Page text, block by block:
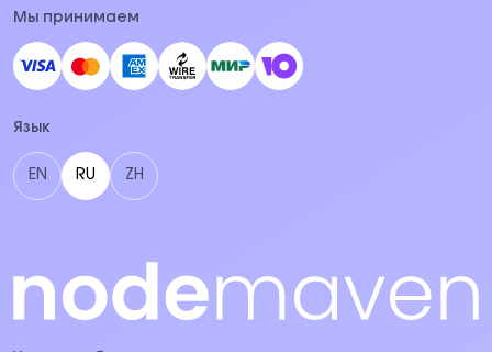
Мы принимаем
Язык
EN RU ZH